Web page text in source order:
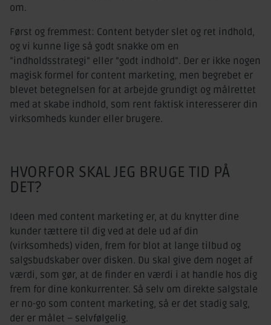
om.
Først og fremmest: Content betyder slet og ret indhold,
og vi kunne lige så godt snakke om en
”indholdsstrategi” eller ”godt indhold”. Der er ikke nogen
magisk formel for content marketing, men begrebet er
blevet betegnelsen for at arbejde grundigt og målrettet
med at skabe indhold, som rent faktisk interesserer din
virksomheds kunder eller brugere.
HVORFOR SKAL JEG BRUGE TID PÅ
DET?
Ideen med content marketing er, at du knytter dine
kunder tættere til dig ved at dele ud af din
(virksomheds) viden, frem for blot at lange tilbud og
salgsbudskaber over disken. Du skal give dem noget af
værdi, som gør, at de finder en værdi i at handle hos dig
frem for dine konkurrenter. Så selv om direkte salgstale
er no-go som content marketing, så er det stadig salg,
der er målet – selvfølgelig.